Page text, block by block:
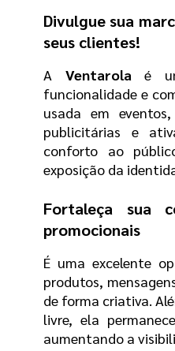
Divulgue sua
seus clientes!
A Ventarola é
funcionalidade e
usada em
publicitárias e
conforto ao
exposição da
Fortaleça sua
promocionais
É uma excelente
produtos,
de forma criativa.
livre, ela
aumentando a